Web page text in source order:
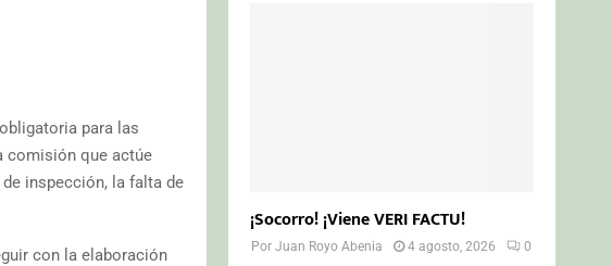
para las
comisión que actúe
inspección, la falta de
con la elaboración
¡Socorro! ¡Viene VERI FACTU!
PorJuan Royo Abenia 4 agosto, 2026 0